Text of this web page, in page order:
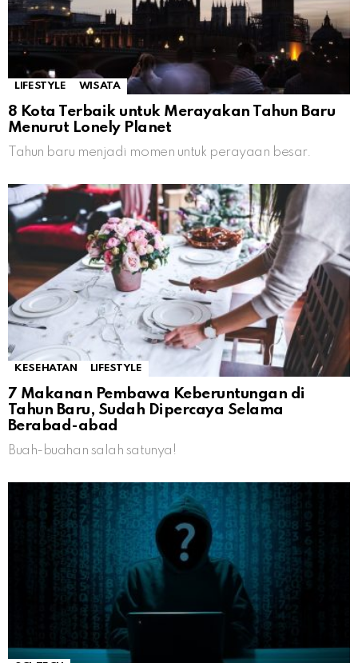
LIFESTYLE WISATA
8 Kota Terbaik untuk Merayakan Tahun Baru
Menurut Lonely Planet
Tahun baru menjadi momen untuk perayaan besar.
KESEHATAN LIFESTYLE
7 Makanan Pembawa Keberuntungan di
Tahun Baru, Sudah Dipercaya Selama
Berabad-abad
Buah-buahan salah satunya!